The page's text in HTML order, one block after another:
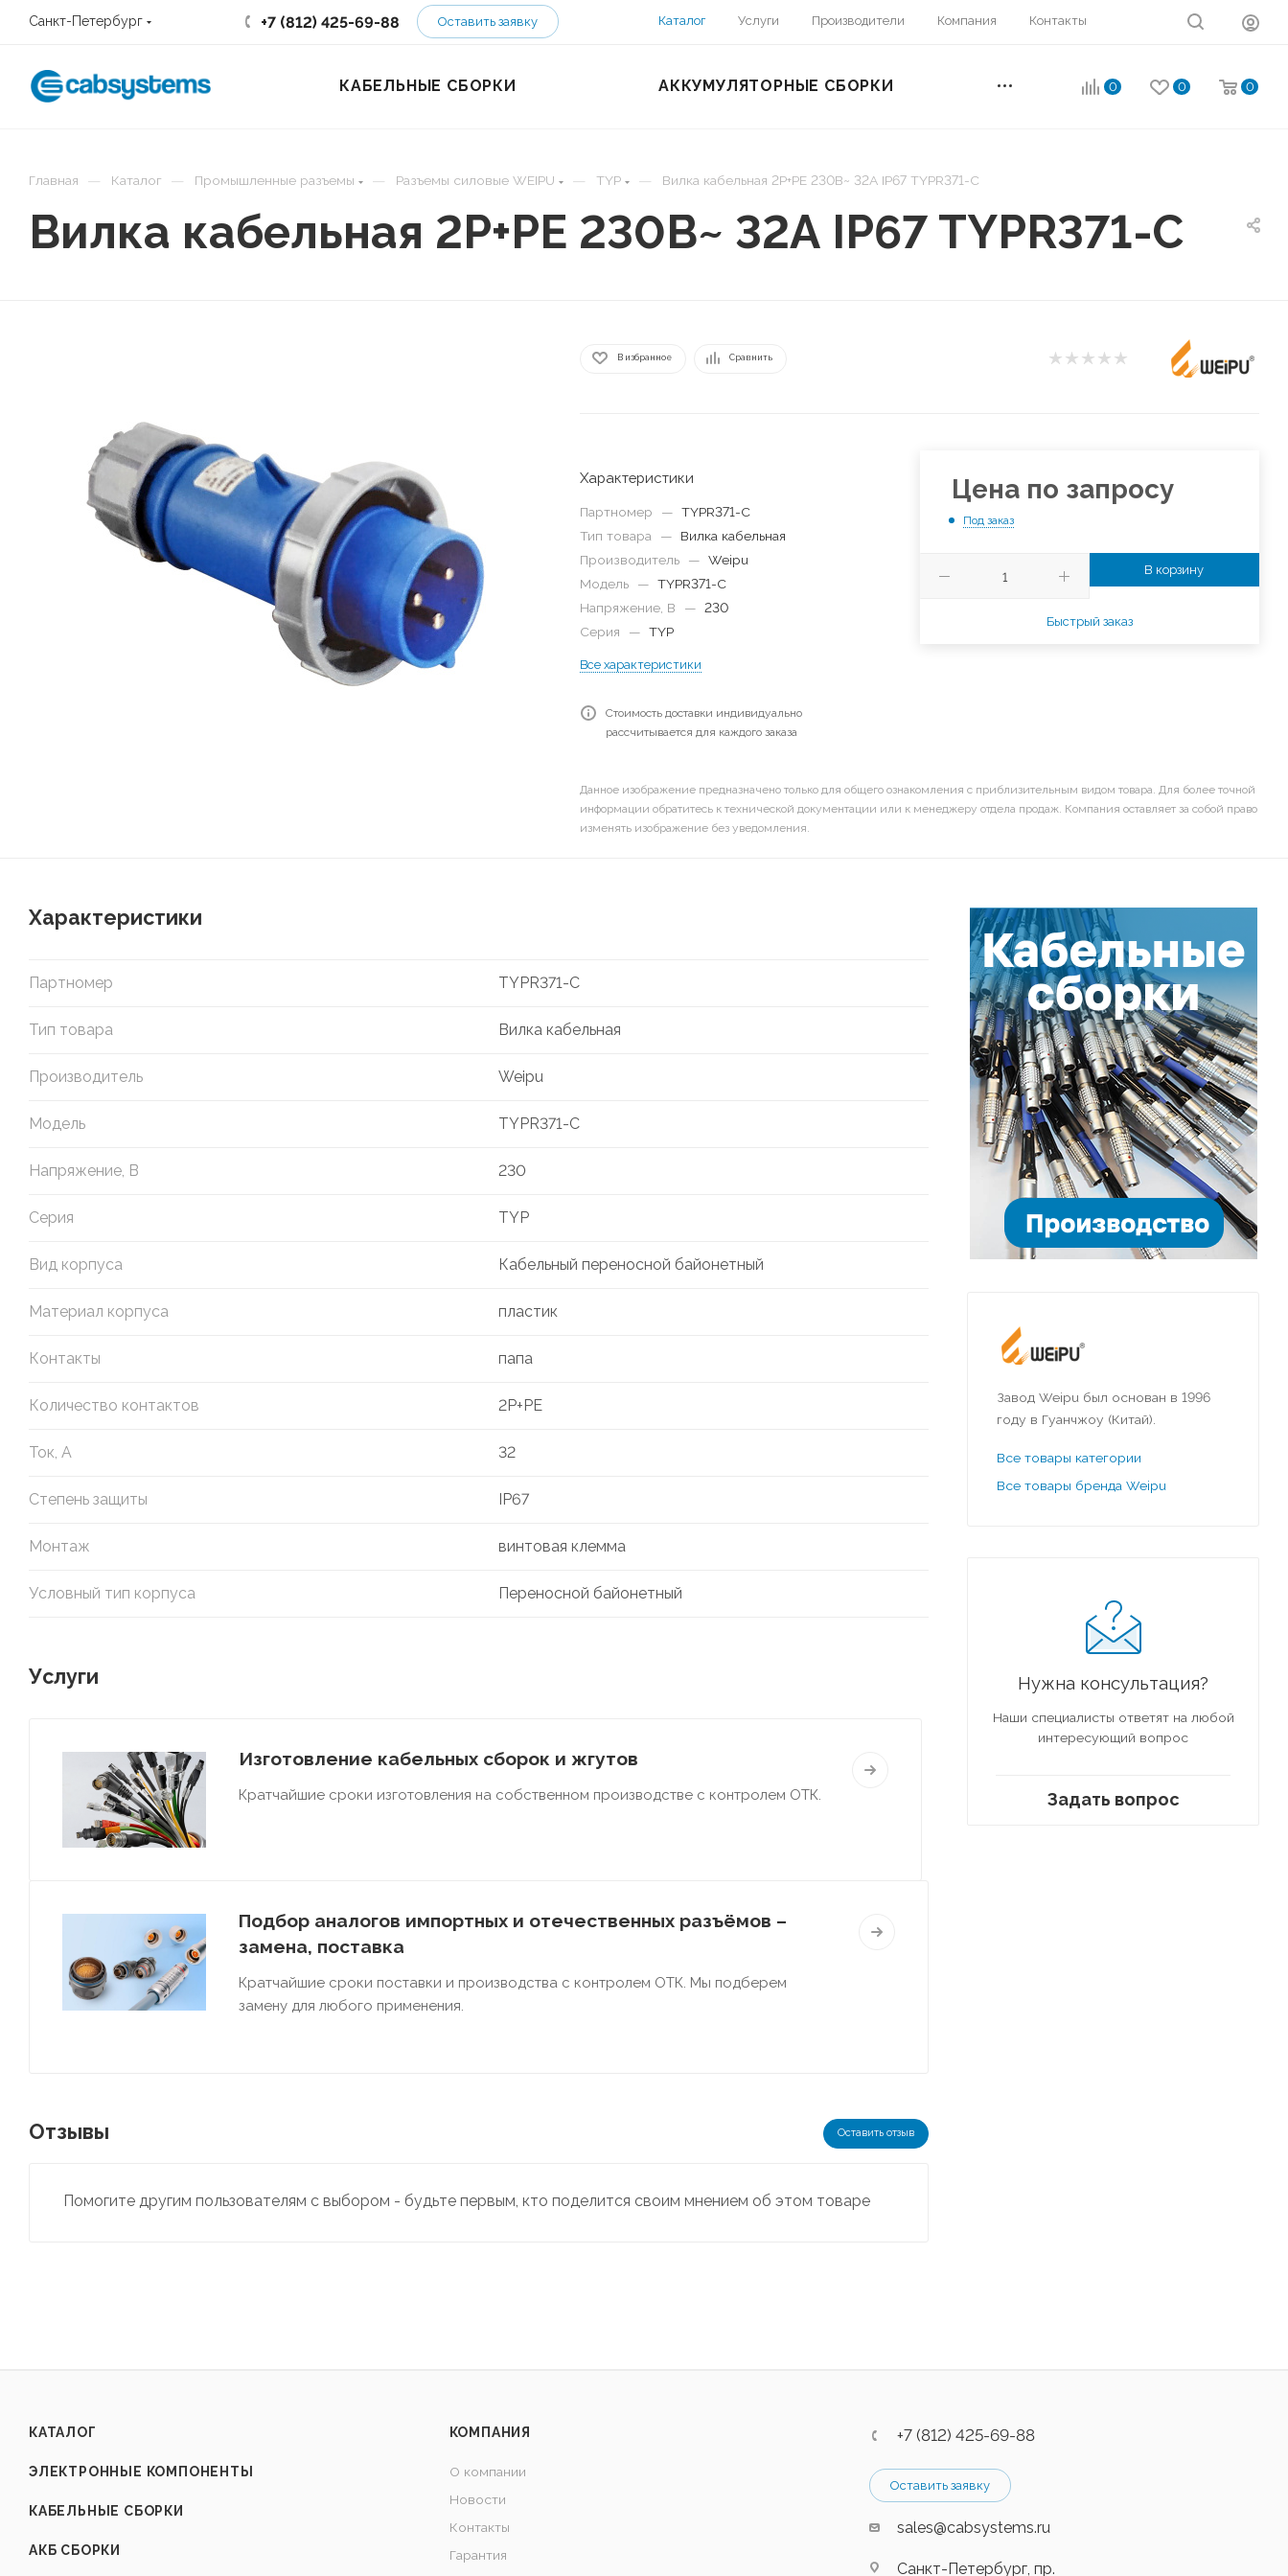
Санкт-Петербург +7 (812) 425-69-88 Оставить заявку Каталог Услуги Производители Компания Контакты
0 0 0
КАБЕЛЬНЫЕ СБОРКИ АККУМУЛЯТОРНЫЕ СБОРКИ
Главная — Каталог — Промышленные разъемы — Разъемы силовые WEIPU — TYP — Вилка кабельная 2P+PE 230В~ 32А IP67 TYPR371-C
Вилка кабельная 2P+PE 230В~ 32А IP67 TYPR371-C
В избранное Сравнить
Характеристики
Партномер — TYPR371-C
Тип товара
—
Вилка кабельная
Производитель
— Weipu
Модель
— TYPR371-C
Напряжение, В
— 230
Серия
— TYP
Все характеристики
Стоимость доставки индивидуально
рассчитывается для каждого заказа
Цена по запросу
Под заказ
В корзину
Быстрый заказ
Данное изображение предназначено только для общего ознакомления с приблизительным видом товара. Для более точной
информации обратитесь к технической документации или к менеджеру отдела продаж. Компания оставляет за собой право
изменять изображение без уведомления.
Характеристики
Партномер TYPR371-C
Тип товара Вилка кабельная
Производитель Weipu
Модель TYPR371-C
Напряжение, В 230
Серия TYP
Вид корпуса Кабельный переносной байонетный
Материал корпуса пластик
Контакты папа
Количество контактов 2P+PE
Ток, А 32
Степень защиты IP67
Монтаж винтовая клемма
Условный тип корпуса Переносной байонетный
Услуги
Изготовление кабельных сборок и жгутов
Кратчайшие сроки изготовления на собственном производстве с контролем ОТК.
Подбор аналогов импортных и отечественных разъёмов –
замена, поставка
Кратчайшие сроки поставки и производства с контролем ОТК. Мы подберем
замену для любого применения.
Отзывы Оставить отзыв
Помогите другим пользователям с выбором - будьте первым, кто поделится своим мнением об этом товаре
Завод Weipu был основан в 1996
году в Гуанчжоу (Китай).
Все товары категории
Все товары бренда Weipu
Нужна консультация?
Наши специалисты ответят на любой
интересующий вопрос
Задать вопрос
КАТАЛОГ
ЭЛЕКТРОННЫЕ КОМПОНЕНТЫ
КАБЕЛЬНЫЕ СБОРКИ
АКБ СБОРКИ
КОМПАНИЯ
О компании
Новости
Контакты
Гарантия
+7 (812) 425-69-88
Оставить заявку
sales@cabsystems.ru
Санкт-Петербург, пр.